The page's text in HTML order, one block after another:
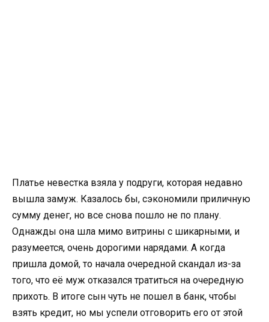
Платье невестка взяла у подруги, которая недавно
вышла замуж. Казалось бы, сэкономили приличную
сумму денег, но все снова пошло не по плану.
Однажды она шла мимо витрины с шикарными, и
разумеется, очень дорогими нарядами. А когда
пришла домой, то начала очередной скандал из-за
того, что её муж отказался тратиться на очередную
прихоть. В итоге сын чуть не пошел в банк, чтобы
взять кредит, но мы успели отговорить его от этой